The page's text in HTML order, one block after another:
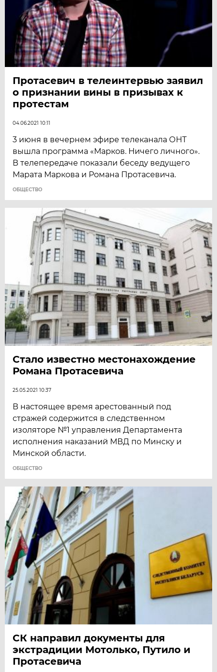
Протасевич в телеинтервью заявил
о признании вины в призывах к
протестам
04.06.2021 10:11
3 июня в вечернем эфире телеканала ОНТ
вышла программа «Марков. Ничего личного».
В телепередаче показали беседу ведущего
Марата Маркова и Романа Протасевича.
ОБЩЕСТВО
Стало известно местонахождение
Романа Протасевича
25.05.2021 10:37
В настоящее время арестованный под
стражей содержится в следственном
изоляторе №1 управления Департамента
исполнения наказаний МВД по Минску и
Минской области.
ОБЩЕСТВО
СК направил документы для
экстрадиции Мотолько, Путило и
Протасевича